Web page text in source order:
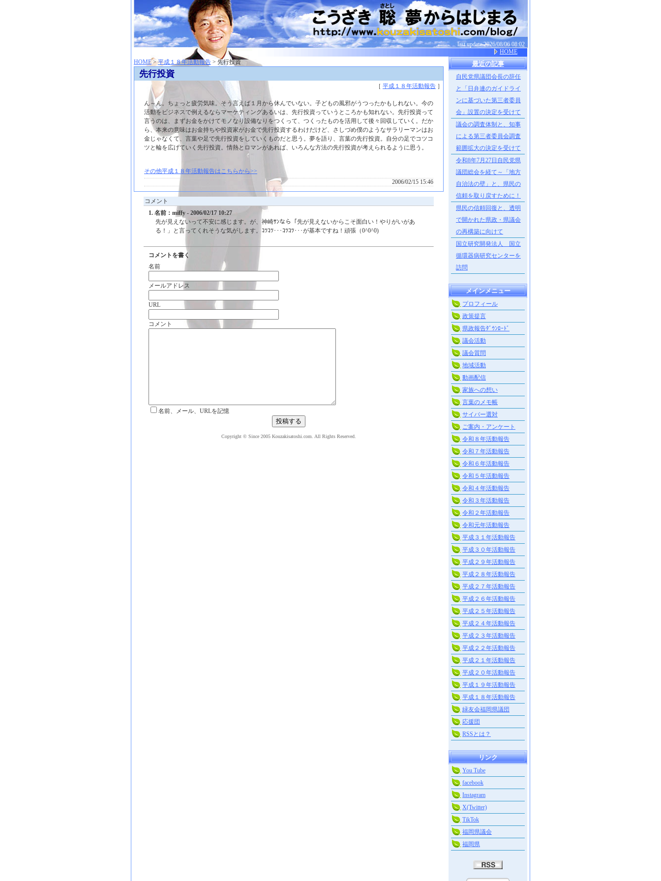
last update 2026/08/06 08:02
HOME
HOME>平成１８年活動報告 > 先行投資
先行投資
［ 平成１８年活動報告 ］
ん～ん。ちょっと疲労気味。そう言えば１月から休んでいない。子どもの風邪がうつったかもしれない。今の
活動をビジネスで例えるならマーケティングあるいは、先行投資っていうところかも知れない。先行投資って
言うのは、まずお金をかけてモノなり設備なりをつくって、つくったものを活用して後々回収していく。だか
ら、本来の意味はお金持ちや投資家がお金で先行投資するわけだけど、さしづめ僕のようなサラリーマンはお
金じゃなくて、言葉や足で先行投資をしていくものだと思う。夢を語り、言葉の先行投資。自分の足でコツコ
ツと輪を広げていく先行投資。情熱とロマンがあれば、いろんな方法の先行投資が考えられるように思う。
その他平成１８年活動報告はこちらから>>
2006/02/15 15:46
コメント
1. 名前：miffy - 2006/02/17 10:27
先が見えないって不安に感じます。が、神崎ｻﾝなら「先が見えないからこそ面白い！やりがいがあ
る！」と言ってくれそうな気がします。ｺﾂｺﾂ･･･ｺﾂｺﾂ･･･が基本ですね！頑張（0^0^0)
コメントを書く
名前
メールアドレス
URL
コメント
名前、メール、URLを記憶
Copyright © Since 2005 Kouzakisatoshi.com. All Rights Reserved.
最近の記事
自民党県議団会長の辞任
と「日弁連のガイドライ
ンに基づいた第三者委員
会」設置の決定を受けて
議会の調査体制と、知事
による第三者委員会調査
範囲拡大の決定を受けて
令和8年7月27日自民党県
議団総会を経て～「地方
自治法の壁」と、県民の
信頼を取り戻すために！
県民の信頼回復と、透明
で開かれた県政・県議会
の再構築に向けて
国立研究開発法人 国立
循環器病研究センターを
訪問
メインメニュー
プロフィール
政策提言
県政報告ﾀﾞｳﾝﾛｰﾄﾞ
議会活動
議会質問
地域活動
動画配信
家族への想い
言葉のメモ帳
サイバー選対
ご案内・アンケート
令和８年活動報告
令和７年活動報告
令和６年活動報告
令和５年活動報告
令和４年活動報告
令和３年活動報告
令和２年活動報告
令和元年活動報告
平成３１年活動報告
平成３０年活動報告
平成２９年活動報告
平成２８年活動報告
平成２７年活動報告
平成２６年活動報告
平成２５年活動報告
平成２４年活動報告
平成２３年活動報告
平成２２年活動報告
平成２１年活動報告
平成２０年活動報告
平成１９年活動報告
平成１８年活動報告
緑友会福岡県議団
応援団
RSSとは？
リンク
You Tube
facebook
Instagram
X(Twitter)
TikTok
福岡県議会
福岡県